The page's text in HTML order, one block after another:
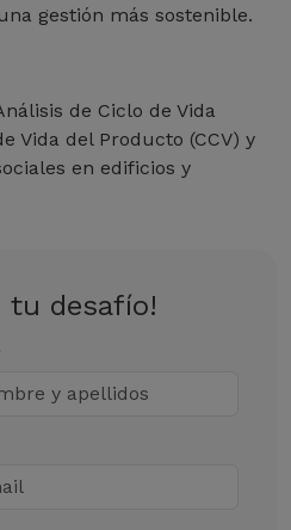
gestión más sostenible.
de Ciclo de Vida
Vida del Producto (CCV) y
en edificios y
tu desafío!